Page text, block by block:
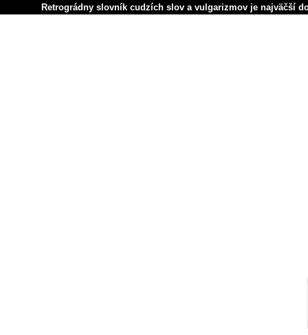
Retrográdny slovník cudzích slov a vulgarizmov je najväčší